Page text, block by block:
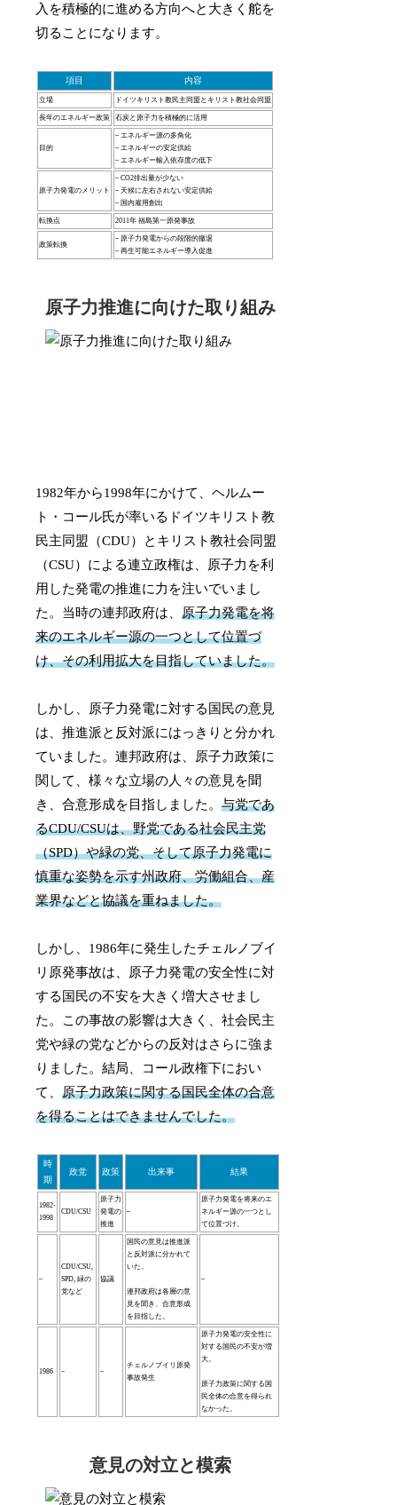
入を積極的に進める方向へと大きく舵を
切ることになります。
項目 内容
立場 ドイツキリスト教民主同盟とキリスト教社会同盟
長年のエネルギー政策 石炭と原子力を積極的に活用
目的
– エネルギー源の多角化
– エネルギーの安定供給
– エネルギー輸入依存度の低下
原子力発電のメリット
– CO2排出量が少ない
– 天候に左右されない安定供給
– 国内雇用創出
転換点 2011年 福島第一原発事故
政策転換
– 原子力発電からの段階的撤退
– 再生可能エネルギー導入促進
原子力推進に向けた取り組み
1982年から1998年にかけて、ヘルムー
ト・コール氏が率いるドイツキリスト教
民主同盟（CDU）とキリスト教社会同盟
（CSU）による連立政権は、原子力を利
用した発電の推進に力を注いでいまし
た。当時の連邦政府は、原子力発電を将
来のエネルギー源の一つとして位置づ
け、その利用拡大を目指していました。
しかし、原子力発電に対する国民の意見
は、推進派と反対派にはっきりと分かれ
ていました。連邦政府は、原子力政策に
関して、様々な立場の人々の意見を聞
き、合意形成を目指しました。与党であ
るCDU/CSUは、野党である社会民主党
（SPD）や緑の党、そして原子力発電に
慎重な姿勢を示す州政府、労働組合、産
業界などと協議を重ねました。
しかし、1986年に発生したチェルノブイ
リ原発事故は、原子力発電の安全性に対
する国民の不安を大きく増大させまし
た。この事故の影響は大きく、社会民主
党や緑の党などからの反対はさらに強ま
りました。結局、コール政権下におい
て、原子力政策に関する国民全体の合意
を得ることはできませんでした。
時
期
政党 政策 出来事 結果
1982-
1998
CDU/CSU
原子力
発電の
推進
–
原子力発電を将来のエ
ネルギー源の一つとし
て位置づけ。
–
CDU/CSU,
SPD, 緑の
党など
協議
国民の意見は推進派
と反対派に分かれて
いた。
連邦政府は各層の意
見を聞き、合意形成
を目指した。
–
1986 – –
チェルノブイリ原発
事故発生
原子力発電の安全性に
対する国民の不安が増
大。
原子力政策に関する国
民全体の合意を得られ
なかった。
意見の対立と模索